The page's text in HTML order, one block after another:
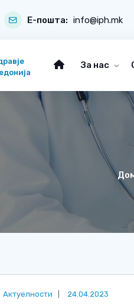
Е-пошта: info@iph.mk
За нас
Актуелности 24.04.2023